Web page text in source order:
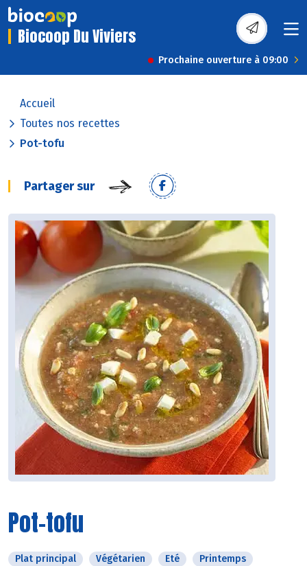
Biocoop Du Viviers
Prochaine ouverture à 09:00
Accueil
Toutes nos recettes
Pot-tofu
Partager sur
Pot-tofu
Plat principal Végétarien Eté Printemps